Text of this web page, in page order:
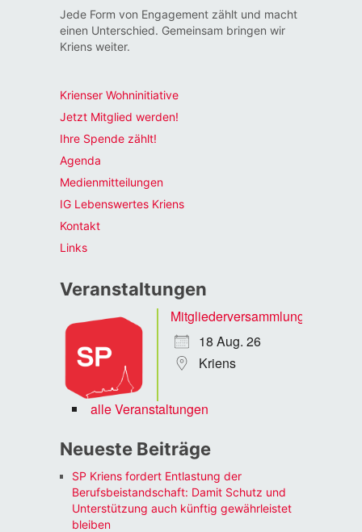
Jede Form von Engagement zählt und macht
einen Unterschied. Gemeinsam bringen wir
Kriens weiter.
Krienser Wohninitiative
Jetzt Mitglied werden!
Ihre Spende zählt!
Agenda
Medienmitteilungen
IG Lebenswertes Kriens
Kontakt
Links
Veranstaltungen
Mitgliederversammlung
18 Aug. 26
Kriens
alle Veranstaltungen
Neueste Beiträge
SP Kriens fordert Entlastung der
Berufsbeistandschaft: Damit Schutz und
Unterstützung auch künftig gewährleistet
bleiben